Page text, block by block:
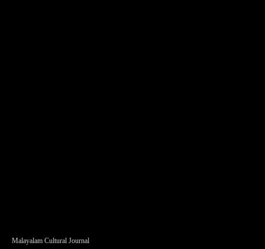
Malayalam Cultural Journal